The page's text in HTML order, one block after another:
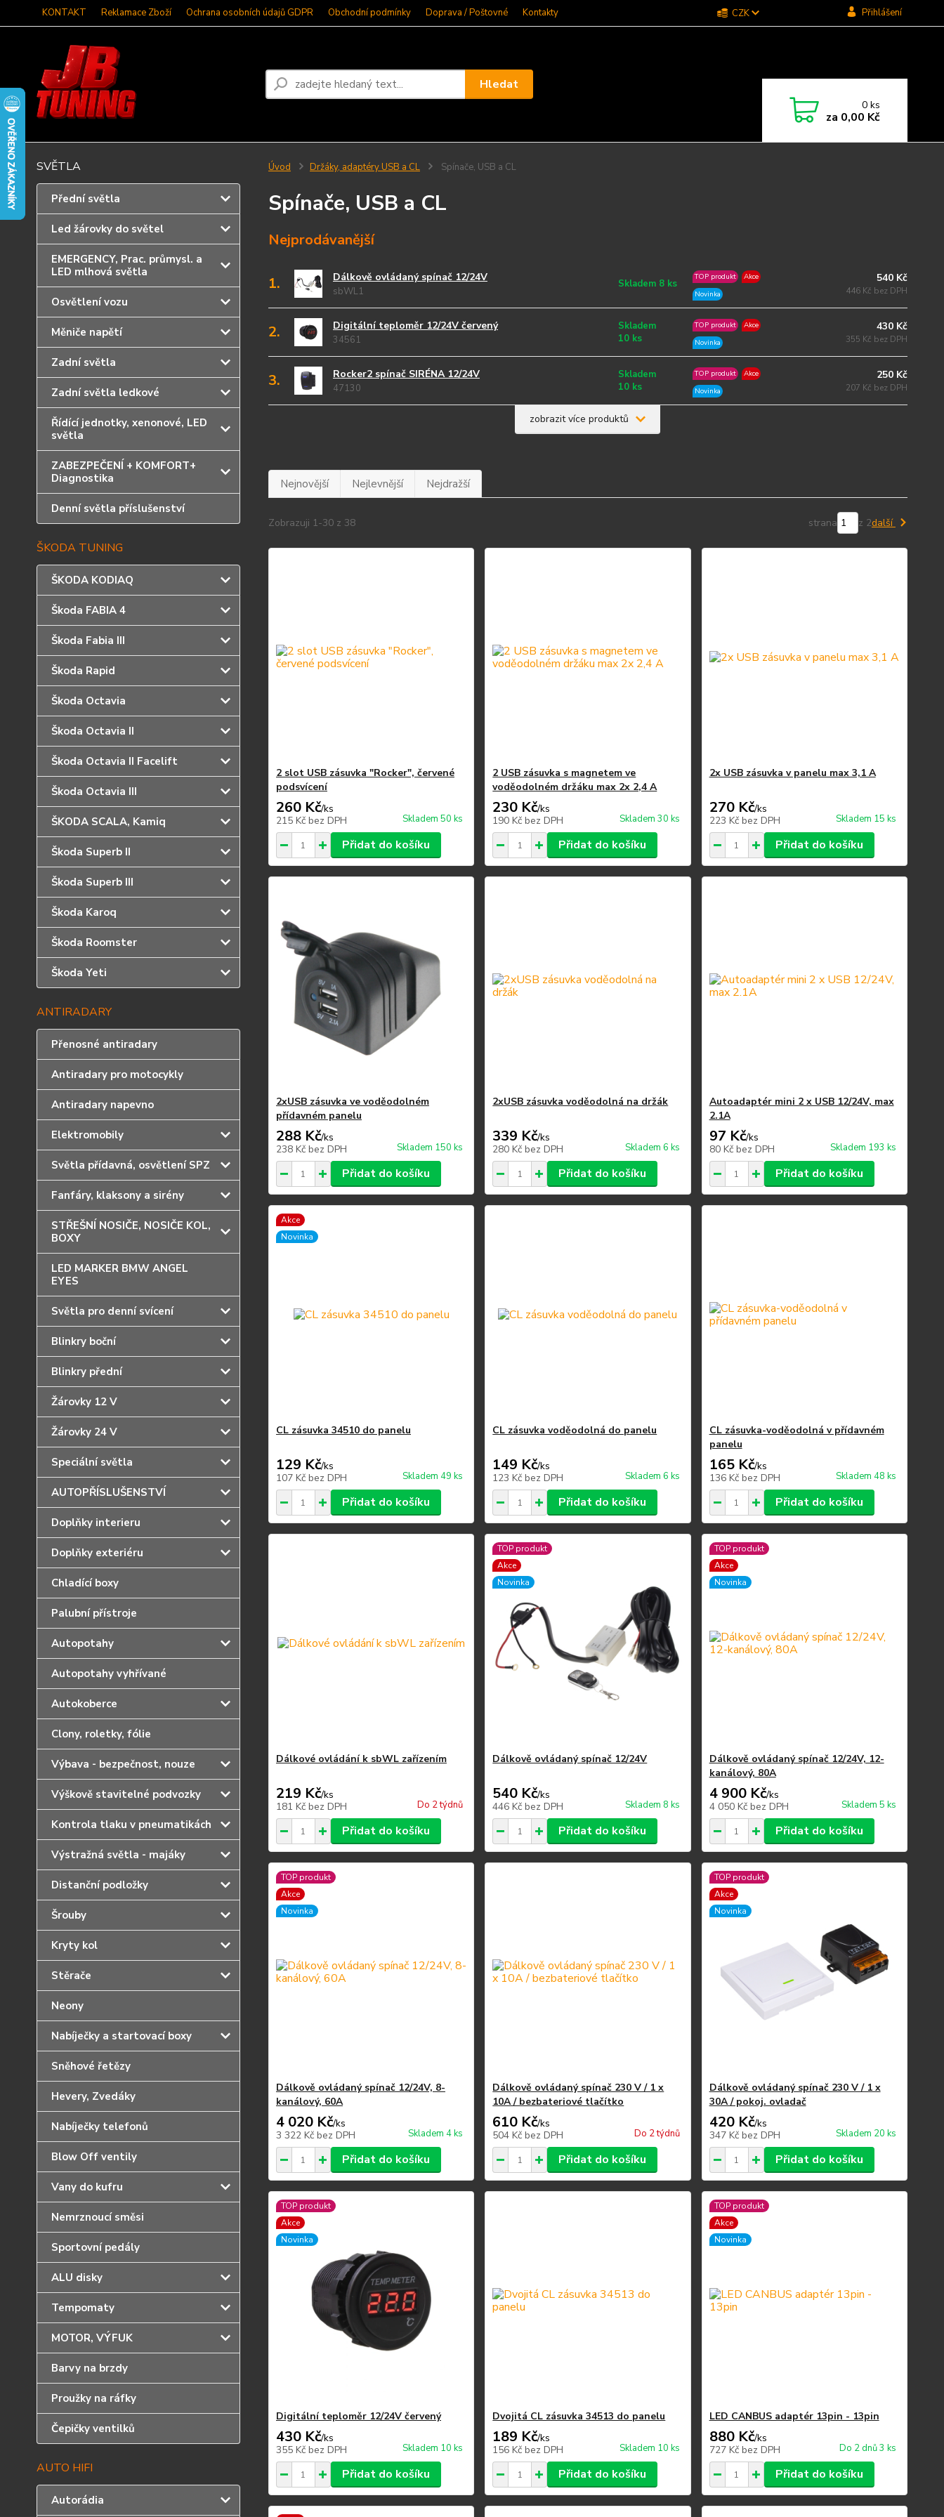
KONTAKT Reklamace Zboží Ochrana osobních údajů GDPR Obchodní podmínky Doprava / Poštovné Kontakty CZK Přihlášení
Hledat
0ks
za 0,00 Kč
SVĚTLA
Přední světla
Led žárovky do světel
EMERGENCY, Prac. průmysl. a
LED mlhová světla
Osvětlení vozu
Měniče napětí
Zadní světla
Zadní světla ledkové
Řídící jednotky, xenonové, LED
světla
ZABEZPEČENÍ + KOMFORT+
Diagnostika
Denní světla příslušenství
ŠKODA TUNING
ŠKODA KODIAQ
Škoda FABIA 4
Škoda Fabia III
Škoda Rapid
Škoda Octavia
Škoda Octavia II
Škoda Octavia II Facelift
Škoda Octavia III
ŠKODA SCALA, Kamiq
Škoda Superb II
Škoda Superb III
Škoda Karoq
Škoda Roomster
Škoda Yeti
ANTIRADARY
Přenosné antiradary
Antiradary pro motocykly
Antiradary napevno
Elektromobily
Světla přídavná, osvětlení SPZ
Fanfáry, klaksony a sirény
STŘEŠNÍ NOSIČE, NOSIČE KOL,
BOXY
LED MARKER BMW ANGEL
EYES
Světla pro denní svícení
Blinkry boční
Blinkry přední
Žárovky 12 V
Žárovky 24 V
Speciální světla
AUTOPŘÍSLUŠENSTVÍ
Doplňky interieru
Doplňky exteriéru
Chladící boxy
Palubní přístroje
Autopotahy
Autopotahy vyhřívané
Autokoberce
Clony, roletky, fólie
Výbava - bezpečnost, nouze
Výškově stavitelné podvozky
Kontrola tlaku v pneumatikách
Výstražná světla - majáky
Distanční podložky
Šrouby
Kryty kol
Stěrače
Neony
Nabíječky a startovací boxy
Sněhové řetězy
Hevery, Zvedáky
Nabíječky telefonů
Blow Off ventily
Vany do kufru
Nemrznoucí směsi
Sportovní pedály
ALU disky
Tempomaty
MOTOR, VÝFUK
Barvy na brzdy
Proužky na ráfky
Čepičky ventilků
AUTO HIFI
Autorádia
Úvod Držáky, adaptéry USB a CL Spínače, USB a CL
Spínače, USB a CL
Nejprodávanější
1. Dálkově ovládaný spínač 12/24V
sbWL1
Skladem 8 ks
TOP produkt
Akce
Novinka
540 Kč
446 Kč bez DPH
2. Digitální teploměr 12/24V červený
34561
Skladem
10 ks
TOP produkt
Akce
Novinka
430 Kč
355 Kč bez DPH
3. Rocker2 spínač SIRÉNA 12/24V
47130
Skladem
10 ks
TOP produkt
Akce
Novinka
250 Kč
207 Kč bez DPH
zobrazit více produktů
Nejnovější Nejlevnější Nejdražší
Zobrazuji 1-30 z 38 strana z 2další
2 slot USB zásuvka "Rocker", červené
podsvícení
260 Kč/ks
215 Kč bez DPH Skladem 50 ks
Přidat do košíku
2 USB zásuvka s magnetem ve
voděodolném držáku max 2x 2,4 A
230 Kč/ks
190 Kčbez DPH Skladem 30 ks
Přidat do košíku
2x USB zásuvka v panelu max 3,1 A
270 Kč/ks
223 Kč bez DPH Skladem 15 ks
Přidat do košíku
2xUSB zásuvka ve voděodolném
přídavném panelu
288 Kč/ks
238 Kč bez DPH Skladem 150 ks
Přidat do košíku
2xUSB zásuvka voděodolná na držák
339 Kč/ks
280 Kčbez DPH Skladem 6 ks
Přidat do košíku
Autoadaptér mini 2 x USB 12/24V, max
2.1A
97 Kč/ks
80 Kč bez DPH Skladem 193 ks
Přidat do košíku
Akce
Novinka
CL zásuvka 34510 do panelu
129 Kč/ks
107 Kč bez DPH Skladem 49 ks
Přidat do košíku
CL zásuvka voděodolná do panelu
149 Kč/ks
123 Kčbez DPH Skladem 6 ks
Přidat do košíku
CL zásuvka-voděodolná v přídavném
panelu
165 Kč/ks
136 Kč bez DPH Skladem 48 ks
Přidat do košíku
Dálkové ovládání k sbWL zařízením
219 Kč/ks
181 Kč bez DPH Do 2 týdnů
Přidat do košíku
TOP produkt
Akce
Novinka
Dálkově ovládaný spínač 12/24V
540 Kč/ks
446 Kčbez DPH Skladem 8 ks
Přidat do košíku
TOP produkt
Akce
Novinka
Dálkově ovládaný spínač 12/24V, 12-
kanálový, 80A
4 900 Kč/ks
4 050 Kč bez DPH Skladem 5 ks
Přidat do košíku
TOP produkt
Akce
Novinka
Dálkově ovládaný spínač 12/24V, 8-
kanálový, 60A
4 020 Kč/ks
3 322 Kč bez DPH Skladem 4 ks
Přidat do košíku
Dálkově ovládaný spínač 230 V / 1 x
10A / bezbateriové tlačítko
610 Kč/ks
504 Kčbez DPH Do 2 týdnů
Přidat do košíku
TOP produkt
Akce
Novinka
Dálkově ovládaný spínač 230 V / 1 x
30A / pokoj. ovladač
420 Kč/ks
347 Kč bez DPH Skladem 20 ks
Přidat do košíku
TOP produkt
Akce
Novinka
Digitální teploměr 12/24V červený
430 Kč/ks
355 Kč bez DPH Skladem 10 ks
Přidat do košíku
Dvojitá CL zásuvka 34513 do panelu
189 Kč/ks
156 Kčbez DPH Skladem 10 ks
Přidat do košíku
TOP produkt
Akce
Novinka
LED CANBUS adaptér 13pin - 13pin
880 Kč/ks
727 Kč bez DPH Do 2 dnů 3 ks
Přidat do košíku